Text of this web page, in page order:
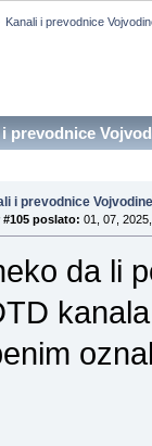
Kanali i prevodnice
prevodnice
i prevodnice Vojvodine
poslato: 01, 07,
da li